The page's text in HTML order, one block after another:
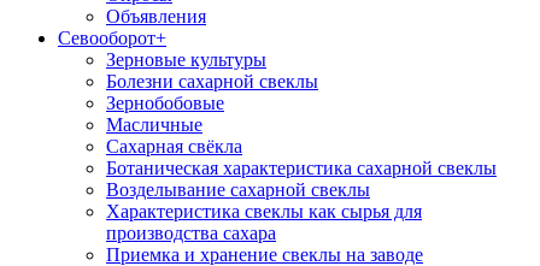
Объявления
Севооборот+
Зерновые культуры
Болезни сахарной свеклы
Зернобобовые
Масличные
Сахарная свёкла
Ботаническая характеристика сахарной свеклы
Возделывание сахарной свеклы
Характеристика свеклы как сырья для
производства сахара
Приемка и хранение свеклы на заводе